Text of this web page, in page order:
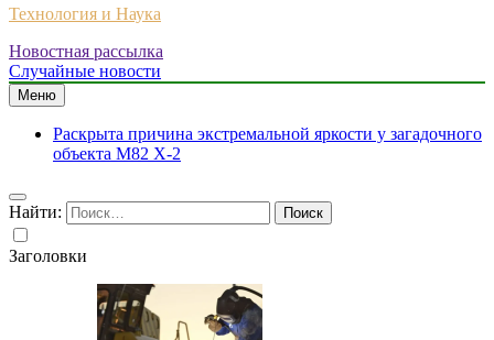
Технология и Наука
Новостная рассылка
Случайные новости
Меню
Раскрыта причина экстремальной яркости у загадочного
объекта M82 X-2
Найти:
Заголовки